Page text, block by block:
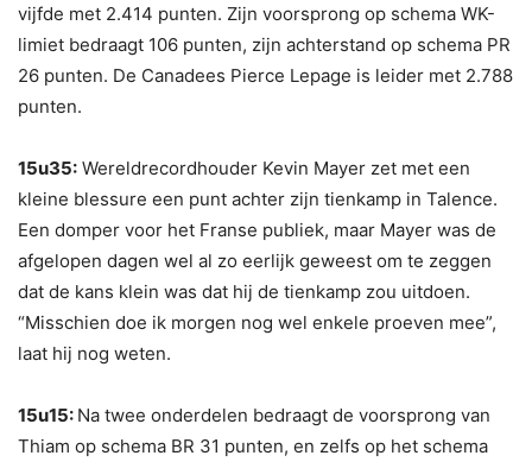
vijfde met 2.414 punten. Zijn voorsprong op schema WK-
limiet bedraagt 106 punten, zijn achterstand op schema PR
26 punten. De Canadees Pierce Lepage is leider met 2.788
punten.
15u35: Wereldrecordhouder Kevin Mayer zet met een
kleine blessure een punt achter zijn tienkamp in Talence.
Een domper voor het Franse publiek, maar Mayer was de
afgelopen dagen wel al zo eerlijk geweest om te zeggen
dat de kans klein was dat hij de tienkamp zou uitdoen.
“Misschien doe ik morgen nog wel enkele proeven mee”,
laat hij nog weten.
15u15: Na twee onderdelen bedraagt de voorsprong van
Thiam op schema BR 31 punten, en zelfs op het schema